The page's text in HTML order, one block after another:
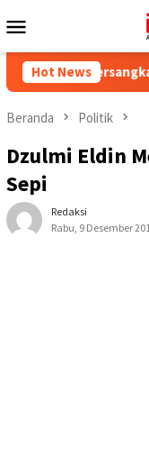
ke
Mobile
Hot News
Tersangka Diamankan
Beranda Politik
Dzulmi Eldin
Sepi
Redaksi
Rabu, 9 Desember